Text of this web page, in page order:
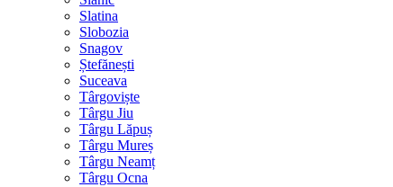
Slatina
Slobozia
Snagov
Ștefănești
Suceava
Târgoviște
Târgu Jiu
Târgu Lăpuș
Târgu Mureș
Târgu Neamț
Târgu Ocna